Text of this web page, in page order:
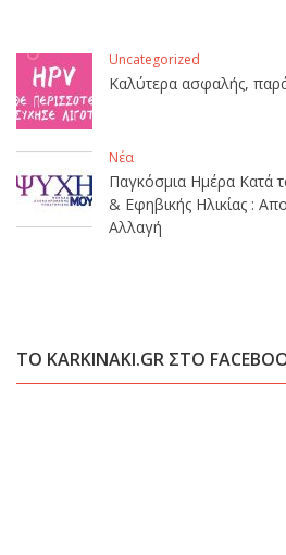
Uncategorized
Καλύτερα ασφαλής,
Νέα
Παγκόσμια Ημέρα Κατά
& Εφηβικής Ηλικίας :
Αλλαγή
ΤΟ KARKINAKI.GR ΣΤΟ